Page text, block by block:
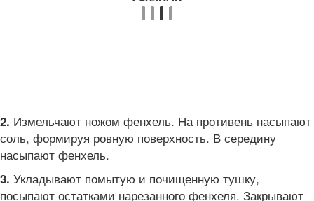
2. Измельчают ножом фенхель. На противень насыпают
соль, формируя ровную поверхность. В середину
насыпают фенхель.
3. Укладывают помытую и почищенную тушку,
посыпают остатками нарезанного фенхеля. Закрывают